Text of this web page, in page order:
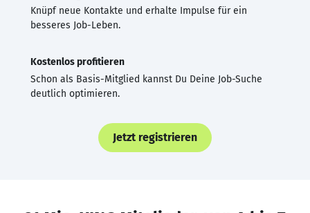
Knüpf neue Kontakte und erhalte Impulse für ein
besseres Job-Leben.
Kostenlos profitieren
Schon als Basis-Mitglied kannst Du Deine Job-Suche
deutlich optimieren.
Jetzt registrieren